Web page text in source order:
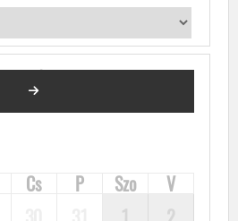
2024. JÚNIUS
Cs P Szo
V